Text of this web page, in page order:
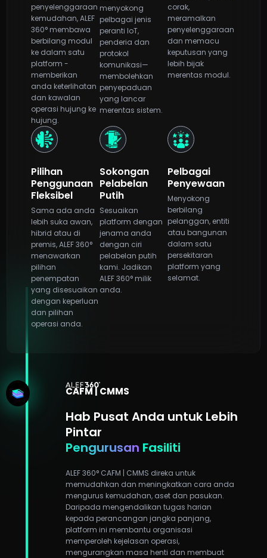
penyelenggaraan
kemudahan, ALEF
360° membawa
berbilang modul
ke dalam satu
platform -
memberikan
anda keterlihatan
dan kawalan
operasi hujung ke
hujung.
menyokong
pelbagai jenis
peranti IoT,
penderia dan
protokol
komunikasi—
membolehkan
penyepaduan
yang lancar
merentas sistem.
corak,
meramalkan
penyelenggaraan
dan memacu
keputusan yang
lebih bijak
merentas modul.
Pilihan
Penggunaan
Fleksibel
Sama ada anda
lebih suka awan,
hibrid atau di
premis, ALEF 360°
menawarkan
pilihan
penempatan
yang disesuaikan
dengan keperluan
dan pilihan
operasi anda.
Sokongan
Pelabelan
Putih
Sesuaikan
platform dengan
jenama anda
dengan ciri
pelabelan putih
kami. Jadikan
ALEF 360° milik
anda.
Pelbagai
Penyewaan
Menyokong
berbilang
pelanggan, entiti
atau bangunan
dalam satu
persekitaran
platform yang
selamat.
CAFM | CMMS
Hab Pusat Anda untuk Lebih
Pintar
Pengurusan Fasiliti
ALEF 360° CAFM | CMMS direka untuk
memudahkan dan meningkatkan cara anda
mengurus kemudahan, aset dan pasukan.
Daripada mengendalikan tugas harian
kepada perancangan jangka panjang,
platform ini membantu organisasi
memperoleh kejelasan operasi,
mengurangkan masa henti dan membuat